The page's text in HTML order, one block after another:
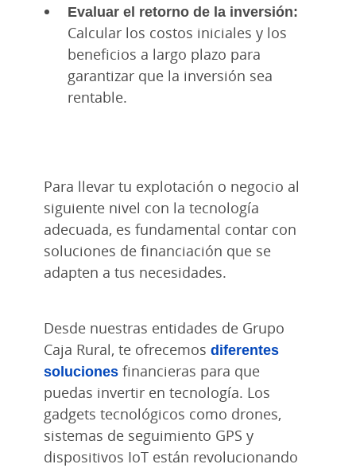
Evaluar el retorno de la inversión:
Calcular los costos iniciales y los
beneficios a largo plazo para
garantizar que la inversión sea
rentable.
Para llevar tu explotación o negocio al
siguiente nivel con la tecnología
adecuada, es fundamental contar con
soluciones de financiación que se
adapten a tus necesidades.
Desde nuestras entidades de Grupo
Caja Rural, te ofrecemos diferentes
soluciones financieras para que
puedas invertir en tecnología. Los
gadgets tecnológicos como drones,
sistemas de seguimiento GPS y
dispositivos IoT están revolucionando